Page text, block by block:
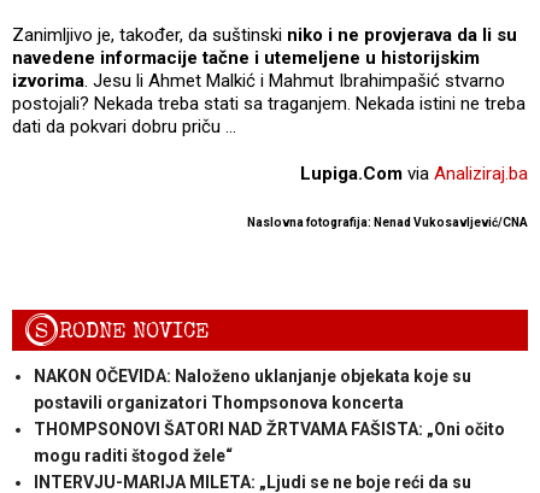
Zanimljivo je, također, da suštinski niko i ne provjerava da li su
navedene informacije tačne i utemeljene u historijskim
izvorima . Jesu li Ahmet Malkić i Mahmut Ibrahimpašić stvarno
postojali? Nekada treba stati sa traganjem. Nekada istini ne treba
dati da pokvari dobru priču …
Lupiga.Com via Analiziraj.ba
Naslovna fotografija: Nenad Vukosavljević/CNA
SRODNE NOVICE
NAKON OČEVIDA: Naloženo uklanjanje objekata koje su
postavili organizatori Thompsonova koncerta
THOMPSONOVI ŠATORI NAD ŽRTVAMA FAŠISTA: „Oni očito
mogu raditi štogod žele“
INTERVJU-MARIJA MILETA: „Ljudi se ne boje reći da su